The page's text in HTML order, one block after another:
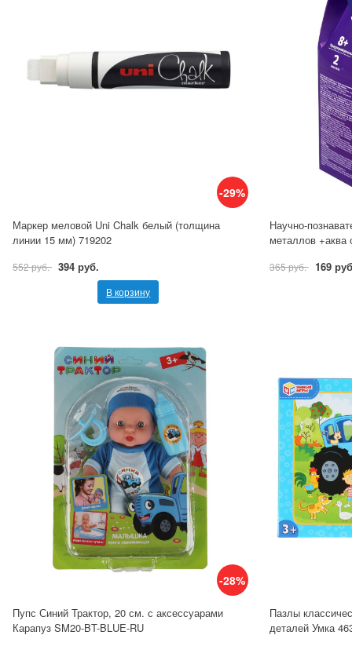
-29%
Маркер меловой Uni Chalk белый (толщина
линии 15 мм) 719202
552 руб. 394 руб.
В корзину
Научно-
металлов
365 руб. 169
-28%
Пупс Синий Трактор, 20 см. с аксессуарами
Карапуз SM20-BT-BLUE-RU
Пазлы
деталей Умка